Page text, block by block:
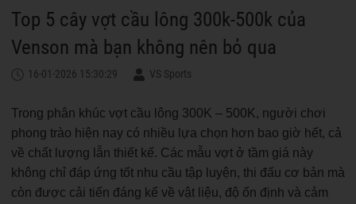
Top 5 cây vợt cầu lông 300k-500k của
Venson mà bạn không nên bỏ qua
16-01-2026 15:30:29 VS Sports
Trong phân khúc vợt cầu lông 300K – 500K, người chơi
phong trào hiện nay có nhiều lựa chọn hơn bao giờ hết, cả
về chất lượng lẫn thiết kế. Các mẫu vợt ở tầm giá này
không chỉ đáp ứng tốt nhu cầu tập luyện, thi đấu cơ bản mà
còn được cải tiến đáng kể về vật liệu, độ ổn định và cảm